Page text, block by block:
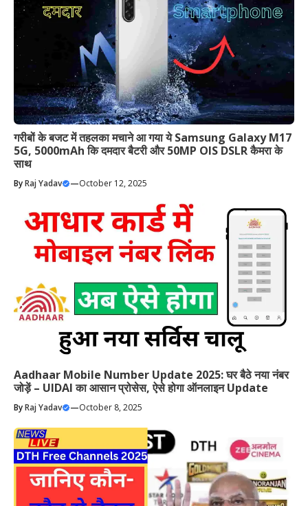
गरीबों के बजट में तहलका मचाने आ गया ये Samsung Galaxy M17
5G, 5000mAh कि दमदार बैटरी और 50MP OIS DSLR कैमरा के
साथ
ByRaj Yadav —October 12, 2025
Aadhaar Mobile Number Update 2025: घर बैठे नया नंबर
जोड़ें – UIDAI का आसान प्रोसेस, ऐसे होगा ऑनलाइन Update
ByRaj Yadav —October 8, 2025